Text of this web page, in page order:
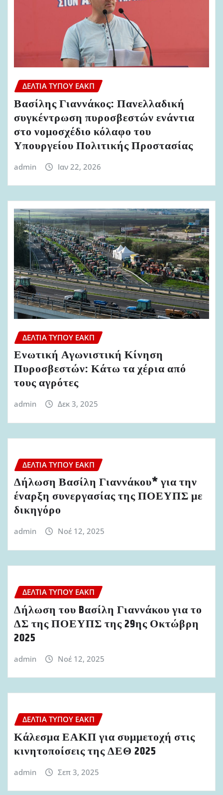
ΔΕΛΤΊΑ ΤΎΠΟΥ ΕΑΚΠ
Βασίλης Γιαννάκος: Πανελλαδική
συγκέντρωση πυροσβεστών ενάντια
στο νομοσχέδιο κόλαφο του
Υπουργείου Πολιτικής Προστασίας
admin Ιαν 22, 2026
ΔΕΛΤΊΑ ΤΎΠΟΥ ΕΑΚΠ
Ενωτική Αγωνιστική Κίνηση
Πυροσβεστών: Κάτω τα χέρια από
τους αγρότες
admin Δεκ 3, 2025
ΔΕΛΤΊΑ ΤΎΠΟΥ ΕΑΚΠ
Δήλωση Βασίλη Γιαννάκου* για την
έναρξη συνεργασίας της ΠΟΕΥΠΣ με
δικηγόρο
admin Νοέ 12, 2025
ΔΕΛΤΊΑ ΤΎΠΟΥ ΕΑΚΠ
Δήλωση του Bασίλη Γιαννάκου για το
ΔΣ της ΠΟΕΥΠΣ της 29ης Οκτώβρη
2025
admin Νοέ 12, 2025
ΔΕΛΤΊΑ ΤΎΠΟΥ ΕΑΚΠ
Κάλεσμα ΕΑΚΠ για συμμετοχή στις
κινητοποίσεις της ΔΕΘ 2025
admin Σεπ 3, 2025